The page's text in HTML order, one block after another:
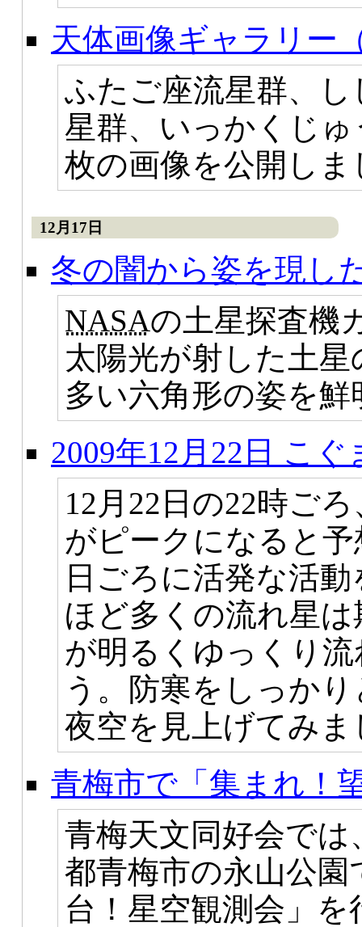
天体画像ギャラリー
ふたご座流星群、
星群、いっかくじ
枚の画像を公開しま
12月17日
冬の闇から姿を現し
NASAの土星探査機
太陽光が射した土
多い六角形の姿を
2009年12月22日 こ
12月22日の22時ご
がピークになると
日ごろに活発な活
ほど多くの流れ星
が明るくゆっくり
う。防寒をしっか
夜空を見上げてみ
青梅市で「集まれ！
青梅天文同好会では
都青梅市の永山公園
台！星空観測会」